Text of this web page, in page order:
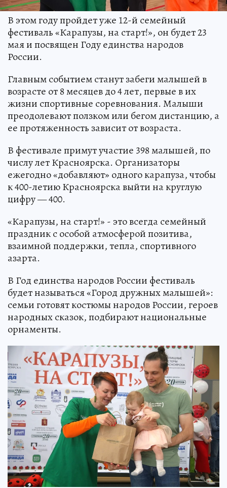
В этом году пройдет уже 12-й семейный
фестиваль «Карапузы, на старт!», он будет 23
мая и посвящен Году единства народов
России.
Главным событием станут забеги малышей в
возрасте от 8 месяцев до 4 лет, первые в их
жизни спортивные соревнования. Малыши
преодолевают ползком или бегом дистанцию, а
ее протяженность зависит от возраста.
В фестивале примут участие 398 малышей, по
числу лет Красноярска. Организаторы
ежегодно «добавляют» одного карапуза, чтобы
к 400-летию Красноярска выйти на круглую
цифру — 400.
«Карапузы, на старт!» - это всегда семейный
праздник с особой атмосферой позитива,
взаимной поддержки, тепла, спортивного
азарта.
В Год единства народов России фестиваль
будет называться «Город дружных малышей»:
семьи готовят костюмы народов России, героев
народных сказок, подбирают национальные
орнаменты.